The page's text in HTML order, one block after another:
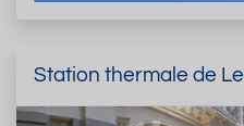
Station thermale de